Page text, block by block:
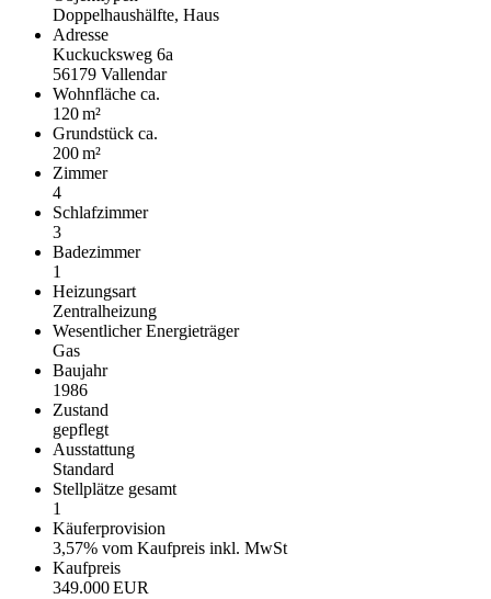
Doppelhaushälfte, Haus
Adresse
Kuckucksweg 6a
56179 Vallendar
Wohnfläche ca.
120 m²
Grund­stück ca.
200 m²
Zimmer
4
Schlafzimmer
3
Badezimmer
1
Heizungsart
Zentralheizung
Wesentlicher Energieträger
Gas
Baujahr
1986
Zustand
gepflegt
Ausstattung
Standard
Stellplätze gesamt
1
Käufer­provision
3,57% vom Kaufpreis inkl. MwSt
Kaufpreis
349.000 EUR